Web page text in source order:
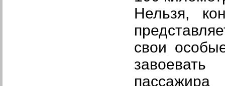
Нельзя,
свои
пассажира